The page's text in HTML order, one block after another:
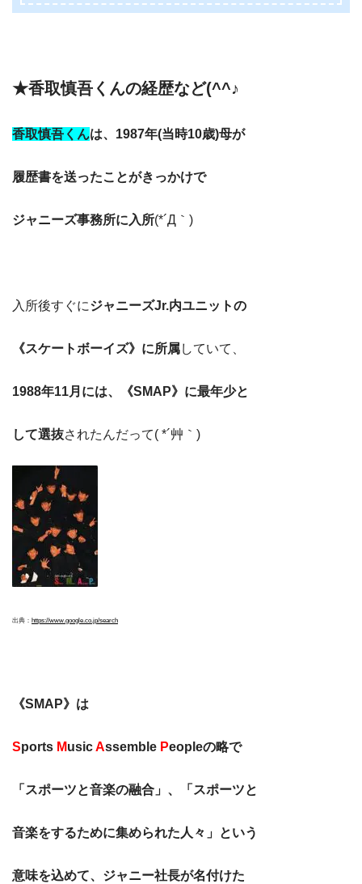
★香取慎吾くんの経歴など(^^♪
香取慎吾くんは、1987年(当時10歳)母が
履歴書を送ったことがきっかけで
ジャニーズ事務所に入所(*´Д｀)
入所後すぐにジャニーズJr.内ユニットの
《スケートボーイズ》に所属していて、
1988年11月には、《SMAP》に最年少と
して選抜されたんだって( *´艸｀)
出典： https://www.google.co.jp/search
《SMAP》は
Sports MusicAssemble Peopleの略で
「スポーツと音楽の融合」、「スポーツと
音楽をするために集められた人々」という
意味を込めて、ジャニー社長が名付けた